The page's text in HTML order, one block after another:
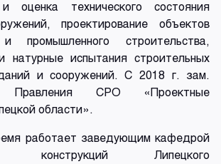
оценка технического состояния
проектирование объектов
промышленного строительства,
натурные испытания строительных
и сооружений. С 2018 г. зам.
Правления СРО «Проектные
области».
работает заведующим кафедрой
конструкций Липецкого